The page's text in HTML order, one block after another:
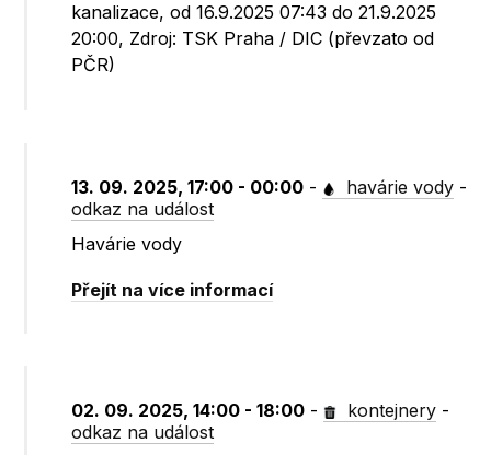
kanalizace, od 16.9.2025 07:43 do 21.9.2025
20:00, Zdroj: TSK Praha / DIC (převzato od
PČR)
13. 09. 2025, 17:00 - 00:00 - havárie vody -
odkaz na událost
Havárie vody
Přejít na více informací
02. 09. 2025, 14:00 - 18:00 - kontejnery -
odkaz na událost